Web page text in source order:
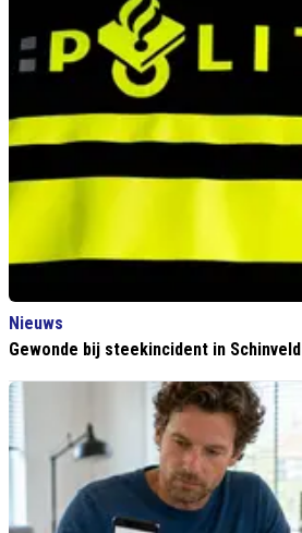
Nieuws
Gewonde bij steekincident in Schinveld